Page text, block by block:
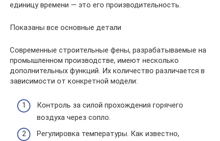
единицу времени — это его производительность.
Показаны все основные детали
Современные строительные фены, разрабатываемые на
промышленном производстве, имеют несколько
дополнительных функций. Их количество различается в
зависимости от конкретной модели:
Контроль за силой прохождения горячего
воздуха через сопло.
Регулировка температуры. Как известно,